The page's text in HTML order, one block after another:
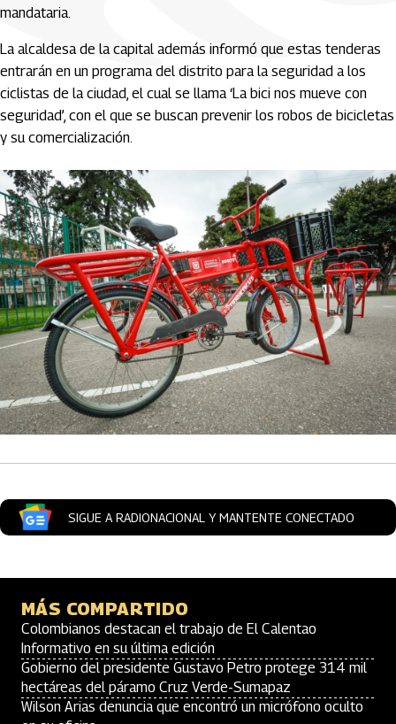
mandataria.
La alcaldesa de la capital además informó que estas tenderas
entrarán en un programa del distrito para la seguridad a los
ciclistas de la ciudad, el cual se llama ‘La bici nos mueve con
seguridad’, con el que se buscan prevenir los robos de bicicletas
y su comercialización.
SIGUE A RADIONACIONAL Y MANTENTE CONECTADO
MÁS COMPARTIDO
Colombianos destacan el trabajo de El Calentao
Informativo en su última edición
Gobierno del presidente Gustavo Petro protege 314 mil
hectáreas del páramo Cruz Verde-Sumapaz
Wilson Arias denuncia que encontró un micrófono oculto